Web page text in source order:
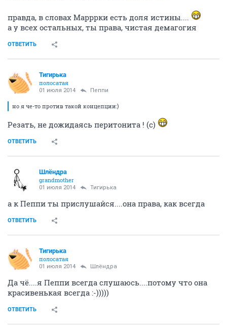
правда, в словах Марррки есть доля истины....
а у всех остальных, ты права, чистая демагогия
ОТВЕТИТЬ
Тигирька
полосатая
01 июля 2014 Пeппи
но я че-то против такой концепции:)
Резать, не дожидаясь перитонита ! (с)
ОТВЕТИТЬ
Шлёндра
grandmother
01 июля 2014 Тигирька
а к Пеппи ты прислушайся....она права, как всегда
ОТВЕТИТЬ
Тигирька
полосатая
01 июля 2014 Шлёндра
Да чё....я Пеппи всегда слушаюсь....потому что она
красивенькая всегда :-)))))
ОТВЕТИТЬ